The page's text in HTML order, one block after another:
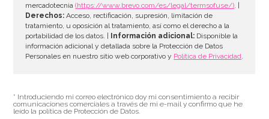
mercadotecnia(https://www.brevo.com/es/legal/termsofuse/). |
Derechos: Acceso, rectificación, supresión, limitación de
tratamiento, u oposición al tratamiento, así como el derecho a la
portabilidad de los datos. |
Información adicional: Disponible la
información adicional y detallada sobre la Protección de Datos
Personales en nuestro sitio web corporativo y Política de Privacidad.
* Introduciendo mi correo electrónico doy mi consentimiento a recibir
comunicaciones comerciales a través de mi e-mail y confirmo que he
leído la política de Protección de Datos.